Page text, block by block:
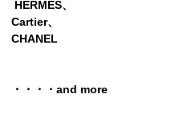
HERMES、
Cartier、
CHANEL
・・・・and more